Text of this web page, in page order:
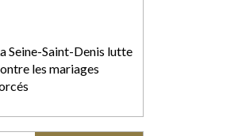
Seine-Saint-Denis lutte
les mariages